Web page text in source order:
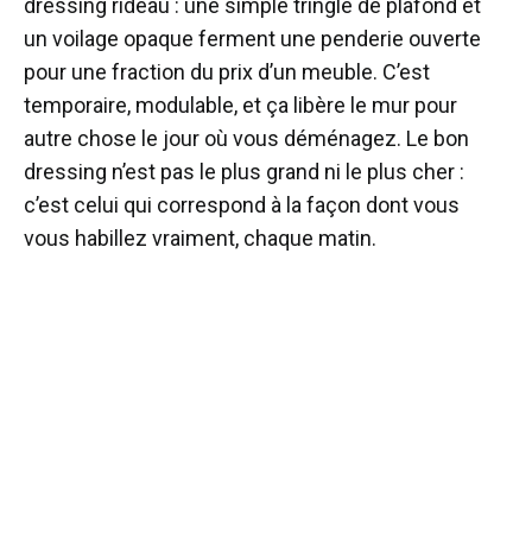
un voilage opaque ferment une penderie ouverte
pour une fraction du prix d’un meuble. C’est
temporaire, modulable, et ça libère le mur pour
autre chose le jour où vous déménagez. Le bon
dressing n’est pas le plus grand ni le plus cher :
c’est celui qui correspond à la façon dont vous
vous habillez vraiment, chaque matin.